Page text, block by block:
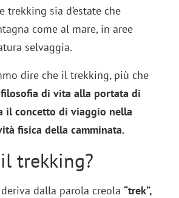
trekking sia d’estate che
come al mare, in aree
selvaggia.
dire che il trekking, più che
di vita alla portata di
il concetto di viaggio nella
fisica della camminata.
il trekking?
dalla parola creola“trek”,